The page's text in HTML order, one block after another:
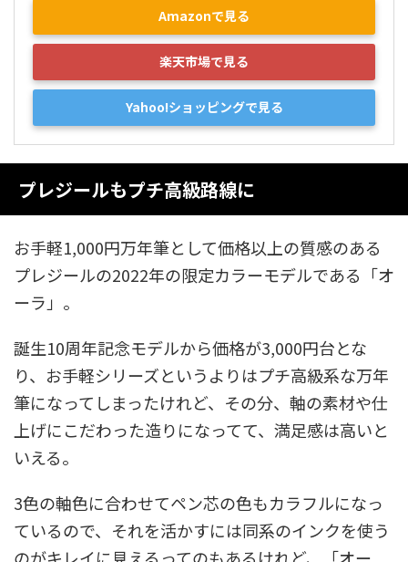
Amazonで見る
楽天市場で見る
Yahoo!ショッピングで見る
プレジールもプチ高級路線に
お手軽1,000円万年筆として価格以上の質感のある
プレジールの2022年の限定カラーモデルである「オ
ーラ」。
誕生10周年記念モデルから価格が3,000円台とな
り、お手軽シリーズというよりはプチ高級系な万年
筆になってしまったけれど、その分、軸の素材や仕
上げにこだわった造りになってて、満足感は高いと
いえる。
3色の軸色に合わせてペン芯の色もカラフルになっ
ているので、それを活かすには同系のインクを使う
のがキレイに見えるってのもあるけれど、「オー